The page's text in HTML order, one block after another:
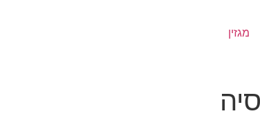
מגזין